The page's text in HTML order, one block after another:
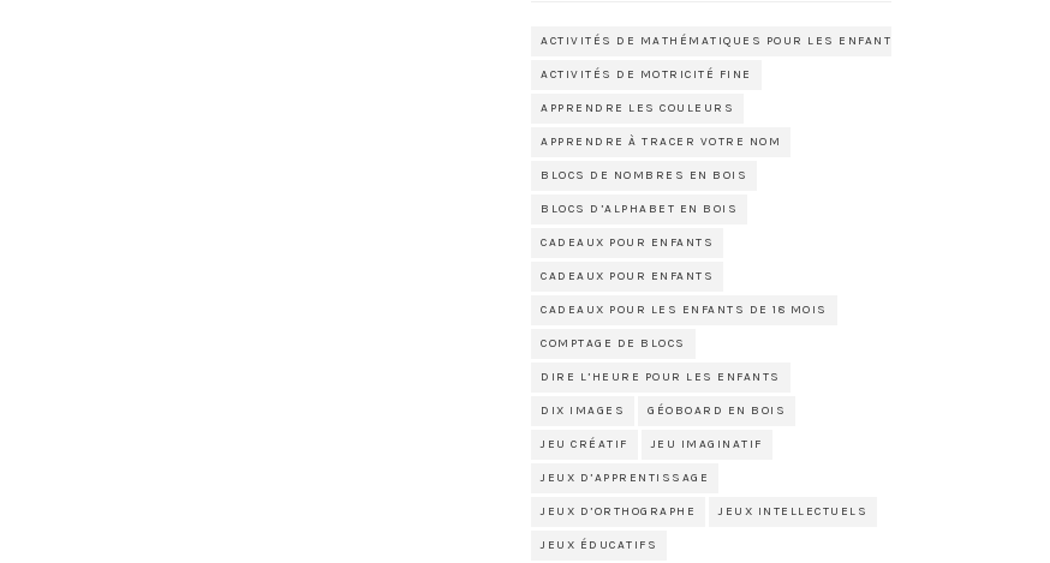
ACTIVITÉS DE MATHÉMATIQUES POUR LES ENFANTS D’ÂGE PRÉSCOLAIRE
ACTIVITÉS DE MOTRICITÉ FINE
APPRENDRE LES COULEURS
APPRENDRE À TRACER VOTRE NOM
BLOCS DE NOMBRES EN BOIS
BLOCS D’ALPHABET EN BOIS
CADEAUX POUR ENFANTS
CADEAUX POUR ENFANTS
CADEAUX POUR LES ENFANTS DE 18 MOIS
COMPTAGE DE BLOCS
DIRE L’HEURE POUR LES ENFANTS
DIX IMAGES GÉOBOARD EN BOIS
JEU CRÉATIF JEU IMAGINATIF
JEUX D’APPRENTISSAGE
JEUX D’ORTHOGRAPHE JEUX INTELLECTUELS
JEUX ÉDUCATIFS